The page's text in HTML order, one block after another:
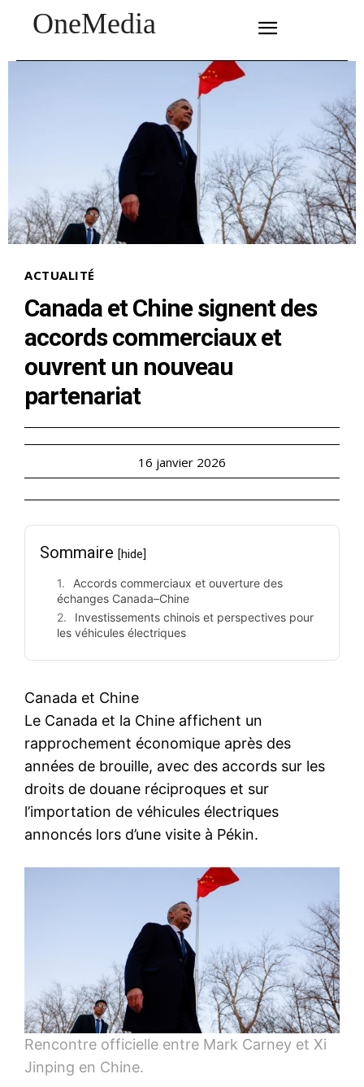
OneMedia
ACTUALITÉ
Canada et Chine signent des
accords commerciaux et
ouvrent un nouveau
partenariat
16 janvier 2026
Sommaire [hide]
Accords commerciaux et ouverture des
échanges Canada–Chine
Investissements chinois et perspectives pour
les véhicules électriques
Canada et Chine
Le Canada et la Chine affichent un
rapprochement économique après des
années de brouille, avec des accords sur les
droits de douane réciproques et sur
l’importation de véhicules électriques
annoncés lors d’une visite à Pékin.
Rencontre officielle entre Mark Carney et Xi
Jinping en Chine.